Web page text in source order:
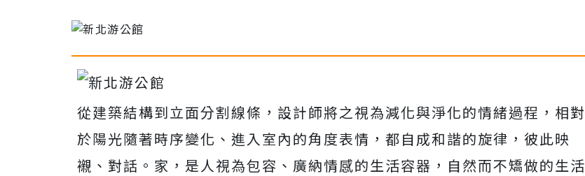
從建築結構到立面分割線條，設計師將之視為減化與淨化的情緒過程，相對
於陽光隨著時序變化、進入室內的角度表情，都自成和諧的旋律，彼此映
襯、對話。家，是人視為包容、廣納情感的生活容器，自然而不矯做的生活